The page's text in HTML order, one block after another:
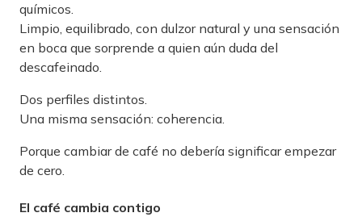
químicos.
Limpio, equilibrado, con dulzor natural y una sensación
en boca que sorprende a quien aún duda del
descafeinado.
Dos perfiles distintos.
Una misma sensación: coherencia.
Porque cambiar de café no debería significar empezar
de cero.
El café cambia contigo